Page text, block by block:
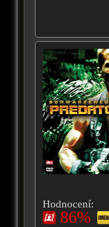
Hodnocení:
86%